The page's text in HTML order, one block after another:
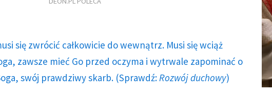
się zwrócić całkowicie do wewnątrz. Musi się wciąż
zawsze mieć Go przed oczyma i wytrwale zapominać o
swój prawdziwy skarb. (Sprawdź: Rozwój duchowy)